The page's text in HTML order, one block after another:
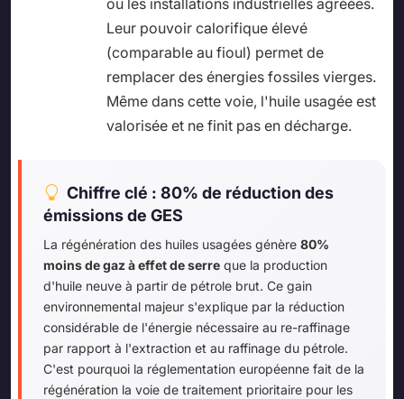
Leur pouvoir calorifique élevé
(comparable au fioul) permet de
remplacer des énergies fossiles vierges.
Même dans cette voie, l'huile usagée est
valorisée et ne finit pas en décharge.
Chiffre clé : 80% de réduction des
émissions de GES
La régénération des huiles usagées génère 80%
moins de gaz à effet de serre que la production
d'huile neuve à partir de pétrole brut. Ce gain
environnemental majeur s'explique par la réduction
considérable de l'énergie nécessaire au re-raffinage
par rapport à l'extraction et au raffinage du pétrole.
C'est pourquoi la réglementation européenne fait de la
régénération la voie de traitement prioritaire pour les